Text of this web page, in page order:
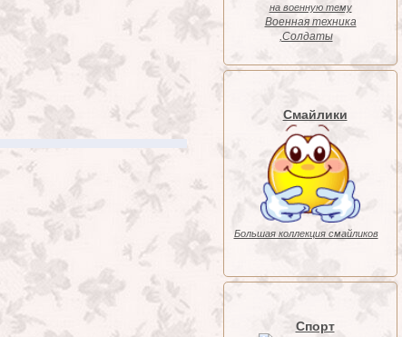
на военную тему
Военная техника
,Солдаты
Смайлики
Большая коллекция смайликов
Спорт